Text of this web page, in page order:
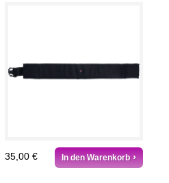
35,00 € In den Warenkorb